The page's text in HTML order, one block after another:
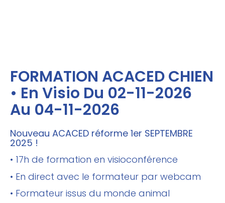
FORMATION ACACED CHIEN
• En Visio Du 02-11-2026
Au 04-11-2026
Nouveau ACACED réforme 1er SEPTEMBRE
2025 !
• 17h de formation en visioconférence
• En direct avec le formateur par webcam
• Formateur issus du monde animal